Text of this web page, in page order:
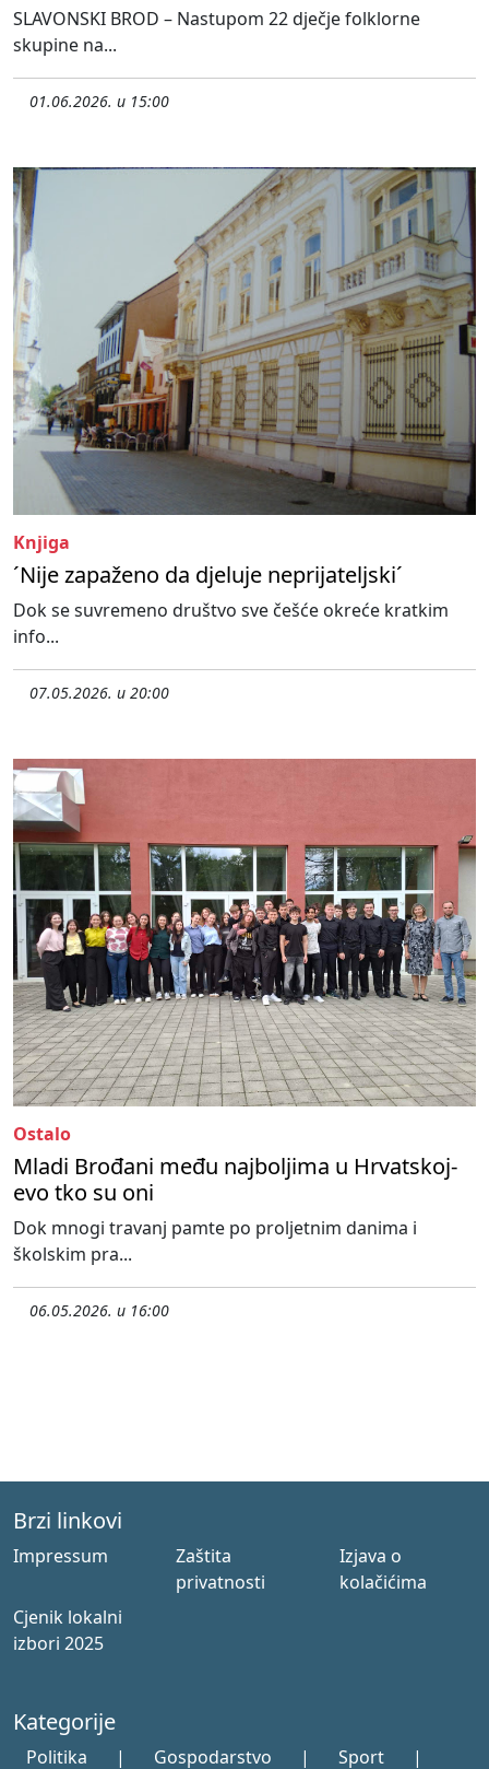
SLAVONSKI BROD – Nastupom 22 dječje folklorne
skupine na...
01.06.2026. u 15:00
Knjiga
´Nije zapaženo da djeluje neprijateljski´
Dok se suvremeno društvo sve češće okreće kratkim
info...
07.05.2026. u 20:00
Ostalo
Mladi Brođani među najboljima u Hrvatskoj-
evo tko su oni
Dok mnogi travanj pamte po proljetnim danima i
školskim pra...
06.05.2026. u 16:00
Brzi linkovi
Impressum
Zaštita
privatnosti
Izjava o
kolačićima
Cjenik lokalni
izbori 2025
Kategorije
Politika | Gospodarstvo | Sport |